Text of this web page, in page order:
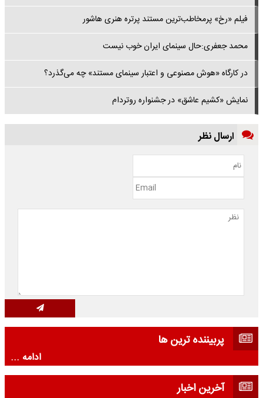
فیلم «رخ» پرمخاطب‌ترین مستند پرتره هنری هاشور
محمد جعفری:حال سینمای ایران خوب نیست
در کارگاه «هوش مصنوعی و اعتبار سینمای مستند» چه می‌گذرد؟
نمایش «کشیم عاشق» در جشنواره روتردام
ارسال نظر
پربیننده ترین ها
ادامه ...
آخرین اخبار